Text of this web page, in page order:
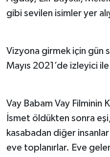
gibi sevilen isimler yer
Vizyona girmek için gün
Mayıs 2021’de izleyici
Vay Babam Vay Filminin
İsmet öldükten sonra
kasabadan diğer
eve toplanırlar. Eve